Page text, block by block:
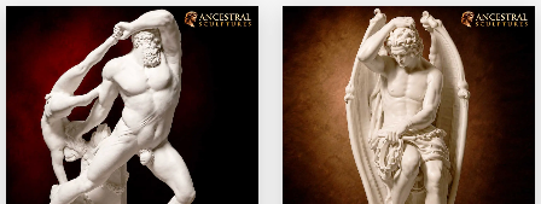
Rango
de
precios:
desde
€69,00
hasta
€167,00
producto
tiene
múltiples
variantes.
Rango
de
precios:
desde
€67,00
hasta
€345,00
Este
producto
tiene
múltiples
variantes.